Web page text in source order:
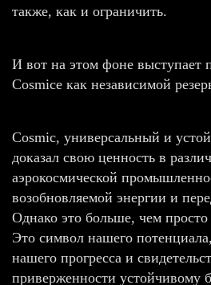
также, как и ограничить.
И вот на этом фоне выступает
Cosmicе как независимой
Cosmic, универсальный и
доказал свою ценность в
аэрокосмической
возобновляемой энергии и
Однако это больше, чем
Это символ нашего
нашего прогресса и
приверженности устойчивому